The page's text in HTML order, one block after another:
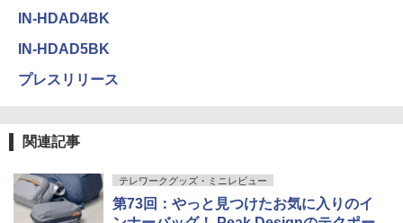
IN-HDAD4BK
IN-HDAD5BK
プレスリリース
関連記事
テレワークグッズ・ミニレビュー
第73回：やっと見つけたお気に入りのイ